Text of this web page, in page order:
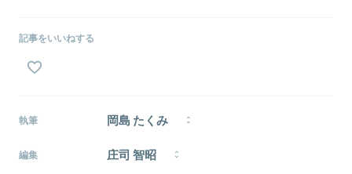
記事をいいねする
執筆 岡島 たくみ
者。1995年生まれ、福井県出身。神戸大学経済学部経
編集 庄司 智昭